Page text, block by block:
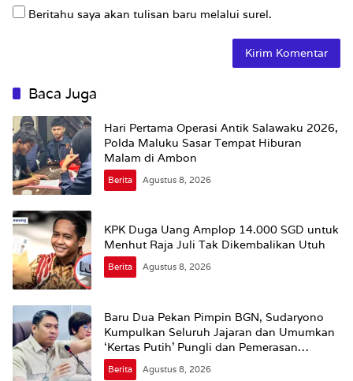
Beritahu saya akan tulisan baru melalui surel.
Baca Juga
Hari Pertama Operasi Antik Salawaku 2026,
Polda Maluku Sasar Tempat Hiburan
Malam di Ambon
Berita Agustus 8, 2026
KPK Duga Uang Amplop 14.000 SGD untuk
Menhut Raja Juli Tak Dikembalikan Utuh
Berita Agustus 8, 2026
Baru Dua Pekan Pimpin BGN, Sudaryono
Kumpulkan Seluruh Jajaran dan Umumkan
‘Kertas Putih’ Pungli dan Pemerasan
Supplier harus Berhenti Sekarang
Berita Agustus 8, 2026